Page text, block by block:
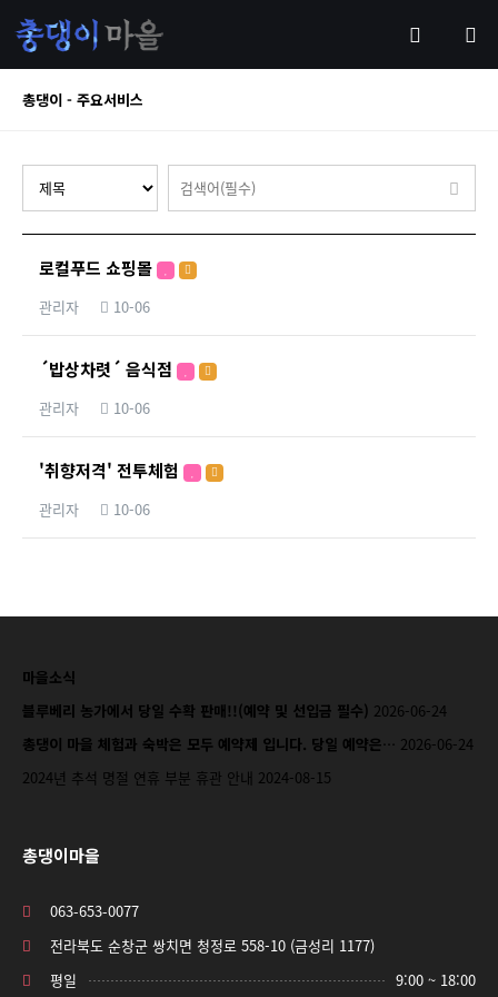
총댕이 - 주요서비스
로컬푸드 쇼핑몰
관리자 10-06
´밥상차렷´ 음식점
관리자 10-06
'취향저격' 전투체험
관리자 10-06
마을소식
블루베리 농가에서 당일 수확 판매!!(예약 및 선입금 필수) 2026-06-24
총댕이 마을 체험과 숙박은 모두 예약제 입니다. 당일 예약은… 2026-06-24
2024년 추석 명절 연휴 부분 휴관 안내 2024-08-15
총댕이마을
063-653-0077
전라북도 순창군 쌍치면 청정로 558-10 (금성리 1177)
평일
9:00 ~ 18:00